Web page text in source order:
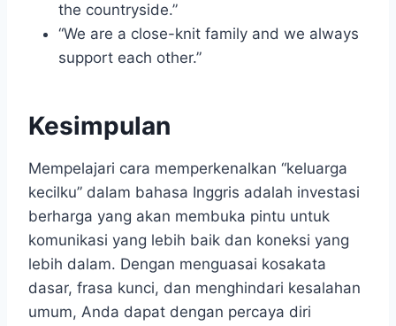
the countryside.”
“We are a close-knit family and we always
support each other.”
Kesimpulan
Mempelajari cara memperkenalkan “keluarga
kecilku” dalam bahasa Inggris adalah investasi
berharga yang akan membuka pintu untuk
komunikasi yang lebih baik dan koneksi yang
lebih dalam. Dengan menguasai kosakata
dasar, frasa kunci, dan menghindari kesalahan
umum, Anda dapat dengan percaya diri